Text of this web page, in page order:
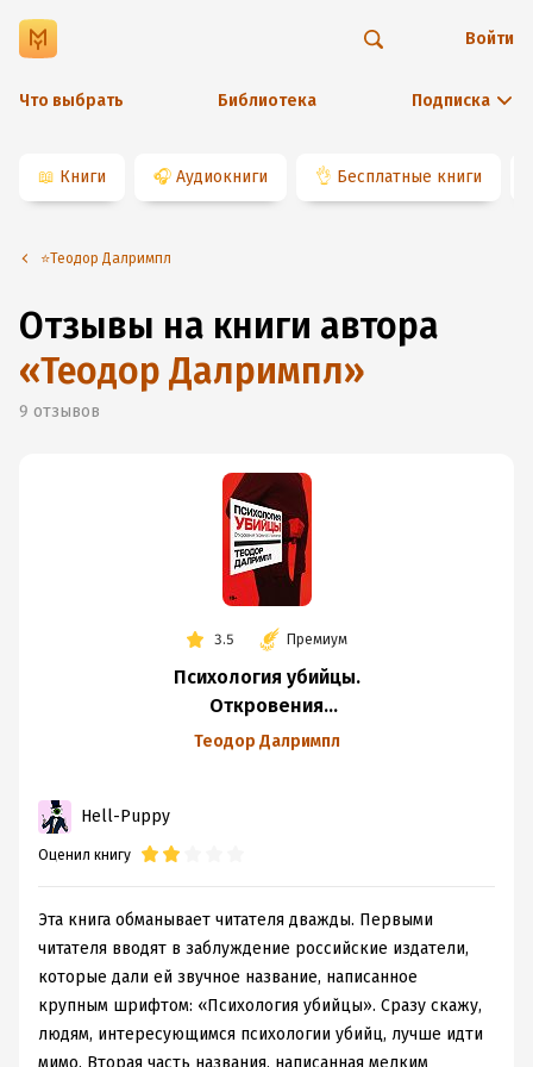
Что выбрать Библиотека Подписка
Войти
📖 Книги 🎧 Аудиокниги 👌 Бесплатные книги
⭐️Теодор Далримпл
Отзывы на книги автора
«Теодор Далримпл»
9 отзывов
3.5 Премиум
Психология убийцы.
Откровения
тюремного
Теодор Далримпл
Hell-Puppy
Оценил книгу
Эта книга обманывает читателя дважды. Первыми
читателя вводят в заблуждение российские издатели,
которые дали ей звучное название, написанное
крупным шрифтом: «Психология убийцы». Сразу скажу,
людям, интересующимся психологии убийц, лучше идти
мимо. Вторая часть названия, написанная мелким